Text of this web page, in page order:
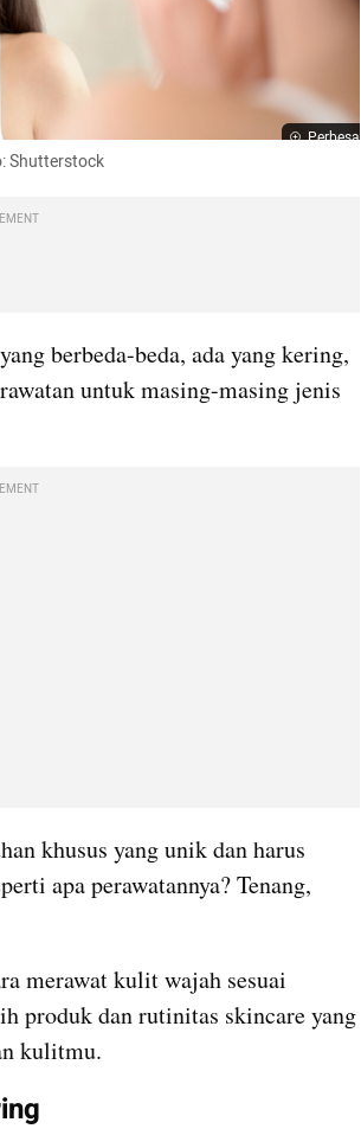
Perbesar
Shutterstock
berbeda-beda, ada yang kering,
untuk masing-masing jenis
khusus yang unik dan harus
apa perawatannya? Tenang,
merawat kulit wajah sesuai
produk dan rutinitas skincare yang
kulitmu.